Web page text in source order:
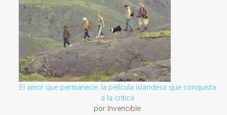
El amor que permanece: la película islandesa que conquista
a la crítica
por Invencible